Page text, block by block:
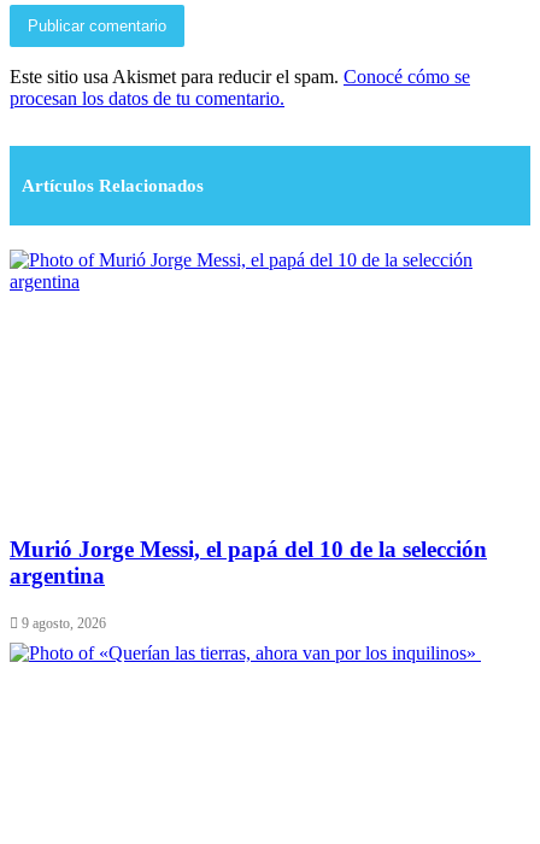
Este sitio usa Akismet para reducir el spam. Conocé cómo se
procesan los datos de tu comentario.
Artículos Relacionados
Murió Jorge Messi, el papá del 10 de la selección
argentina
9 agosto, 2026